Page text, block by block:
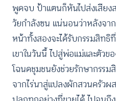
พูดจบ ป้าแตนก็หันไปส่งเสีย
วัยกำลังซน แน่นอนว่าหลังจ
หน้าทั้งสองจะได้รับกรรมสิท
เขาในวันนี้ ไปสู่พ่อแม่และตัวข
โฉนดชุมชนยังช่วยรักษากรรม
จากไร่นาสู่แปลงผักสวนครัว